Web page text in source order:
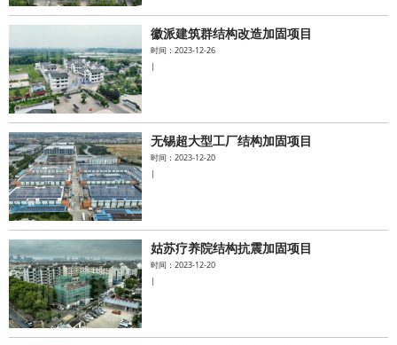
徽派建筑群结构改造加固项目
时间：2023-12-26
|
无锡超大型工厂结构加固项目
时间：2023-12-20
|
姑苏疗养院结构抗震加固项目
时间：2023-12-20
|